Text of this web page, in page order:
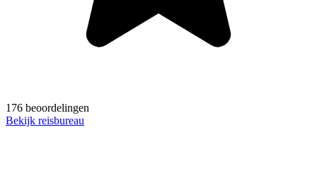
176 beoordelingen
Bekijk reisbureau